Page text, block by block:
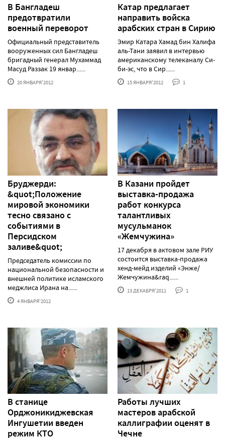
В Бангладеш
предотвратили
военный переворот
Официальный представитель
вооруженных сил Бангладеш
бригадный генерал Мухаммад
Масуд Раззак 19 январ......
20 ЯНВАРЯ'2012
Катар предлагает
направить войска
арабских стран в Сирию
Эмир Катара Хамад бин Халифа
аль-Тани заявил в интервью
американскому телеканалу Си-
би-эс, что в Сир......
15 ЯНВАРЯ'2012 1
Бруджерди:
&quot;Положение
мировой экономики
тесно связано с
событиями в
Персидском
заливе&quot;
Председатель комиссии по
национальной безопасности и
внешней политике исламского
меджлиса Ирана на......
4 ЯНВАРЯ'2012
В Казани пройдет
выставка-продажа
работ конкурса
талантливых
мусульманок
«Жемчужина»
17 декабря в актовом зале РИУ
состоится выставка-продажа
хенд-мейд изделий «Энже/
Жемчужина&raq......
13 ДЕКАБРЯ'2011 1
В станице
Орджоникиджевская
Ингушетии введен
режим КТО
Работы лучших
мастеров арабской
каллиграфии оценят в
Чечне